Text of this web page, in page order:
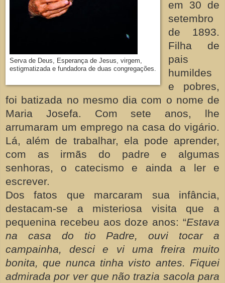
Serva de Deus, Esperança de Jesus, virgem,
estigmatizada e fundadora de duas congregações.
em 30 de
setembro
de 1893.
Filha de
pais
humildes
e pobres,
foi batizada no mesmo dia com o nome de
Maria Josefa. Com sete anos, lhe
arrumaram um emprego na casa do vigário.
Lá, além de trabalhar, ela pode aprender,
com as irmãs do padre e algumas
senhoras, o catecismo e ainda a ler e
escrever.
Dos fatos que marcaram sua infância,
destacam-se a misteriosa visita que a
pequenina recebeu aos doze anos: “Estava
na casa do tio Padre, ouvi tocar a
campainha, desci e vi uma freira muito
bonita, que nunca tinha visto antes. Fiquei
admirada por ver que não trazia sacola para